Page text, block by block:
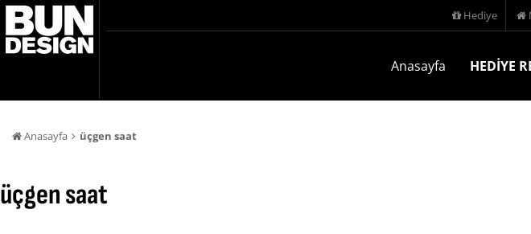
Hediye
Anasayfa HEDİYE
Anasayfa üçgen saat
üçgen saat